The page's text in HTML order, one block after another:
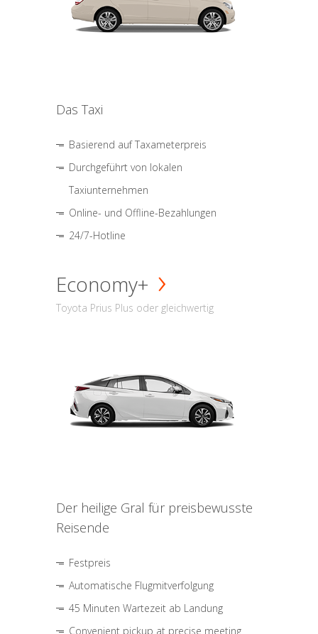
Das Taxi
Basierend auf Taxameterpreis
Durchgeführt von lokalen
Taxiunternehmen
Online- und Offline-Bezahlungen
24/7-Hotline
Economy+
Toyota Prius Plus oder gleichwertig
Der heilige Gral für preisbewusste
Reisende
Festpreis
Automatische Flugmitverfolgung
45 Minuten Wartezeit ab Landung
Convenient pickup at precise meeting